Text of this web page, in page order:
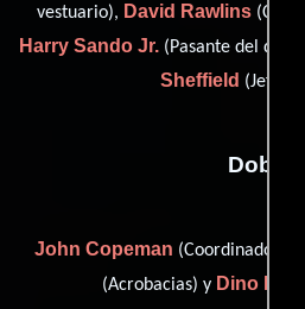
vestuario), David Rawlins
Harry Sando Jr.(Pasante del
Sheffield (Jefe
Dobles
John Copeman (Coordinador de
(Acrobacias) y Dino